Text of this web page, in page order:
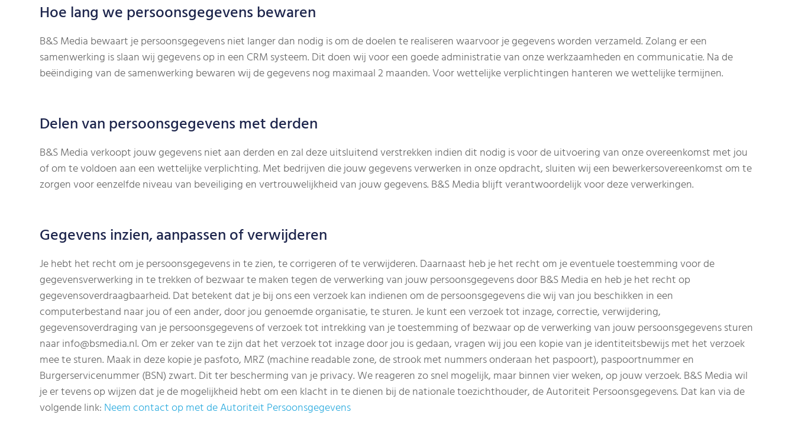
Hoe lang we persoonsgegevens bewaren
B&S Media bewaart je persoonsgegevens niet langer dan nodig is om de doelen te realiseren waarvoor je gegevens worden verzameld. Zolang er een
samenwerking is slaan wij gegevens op in een CRM systeem. Dit doen wij voor een goede administratie van onze werkzaamheden en communicatie. Na de
beëindiging van de samenwerking bewaren wij de gegevens nog maximaal 2 maanden. Voor wettelijke verplichtingen hanteren we wettelijke termijnen.
Delen van persoonsgegevens met derden
B&S Media verkoopt jouw gegevens niet aan derden en zal deze uitsluitend verstrekken indien dit nodig is voor de uitvoering van onze overeenkomst met jou
of om te voldoen aan een wettelijke verplichting. Met bedrijven die jouw gegevens verwerken in onze opdracht, sluiten wij een bewerkersovereenkomst om te
zorgen voor eenzelfde niveau van beveiliging en vertrouwelijkheid van jouw gegevens. B&S Media blijft verantwoordelijk voor deze verwerkingen.
Gegevens inzien, aanpassen of verwijderen
Je hebt het recht om je persoonsgegevens in te zien, te corrigeren of te verwijderen. Daarnaast heb je het recht om je eventuele toestemming voor de
gegevensverwerking in te trekken of bezwaar te maken tegen de verwerking van jouw persoonsgegevens door B&S Media en heb je het recht op
gegevensoverdraagbaarheid. Dat betekent dat je bij ons een verzoek kan indienen om de persoonsgegevens die wij van jou beschikken in een
computerbestand naar jou of een ander, door jou genoemde organisatie, te sturen. Je kunt een verzoek tot inzage, correctie, verwijdering,
gegevensoverdraging van je persoonsgegevens of verzoek tot intrekking van je toestemming of bezwaar op de verwerking van jouw persoonsgegevens sturen
naar info@bsmedia.nl. Om er zeker van te zijn dat het verzoek tot inzage door jou is gedaan, vragen wij jou een kopie van je identiteitsbewijs met het verzoek
mee te sturen. Maak in deze kopie je pasfoto, MRZ (machine readable zone, de strook met nummers onderaan het paspoort), paspoortnummer en
Burgerservicenummer (BSN) zwart. Dit ter bescherming van je privacy. We reageren zo snel mogelijk, maar binnen vier weken, op jouw verzoek. B&S Media wil
je er tevens op wijzen dat je de mogelijkheid hebt om een klacht in te dienen bij de nationale toezichthouder, de Autoriteit Persoonsgegevens. Dat kan via de
volgende link: Neem contact op met de Autoriteit Persoonsgegevens